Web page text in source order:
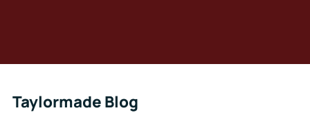
Taylormade Blog